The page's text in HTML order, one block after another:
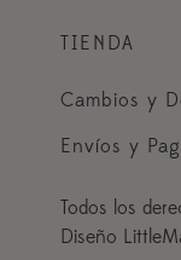
TIENDA
Cambios y
Envíos y
Todos los
Diseño